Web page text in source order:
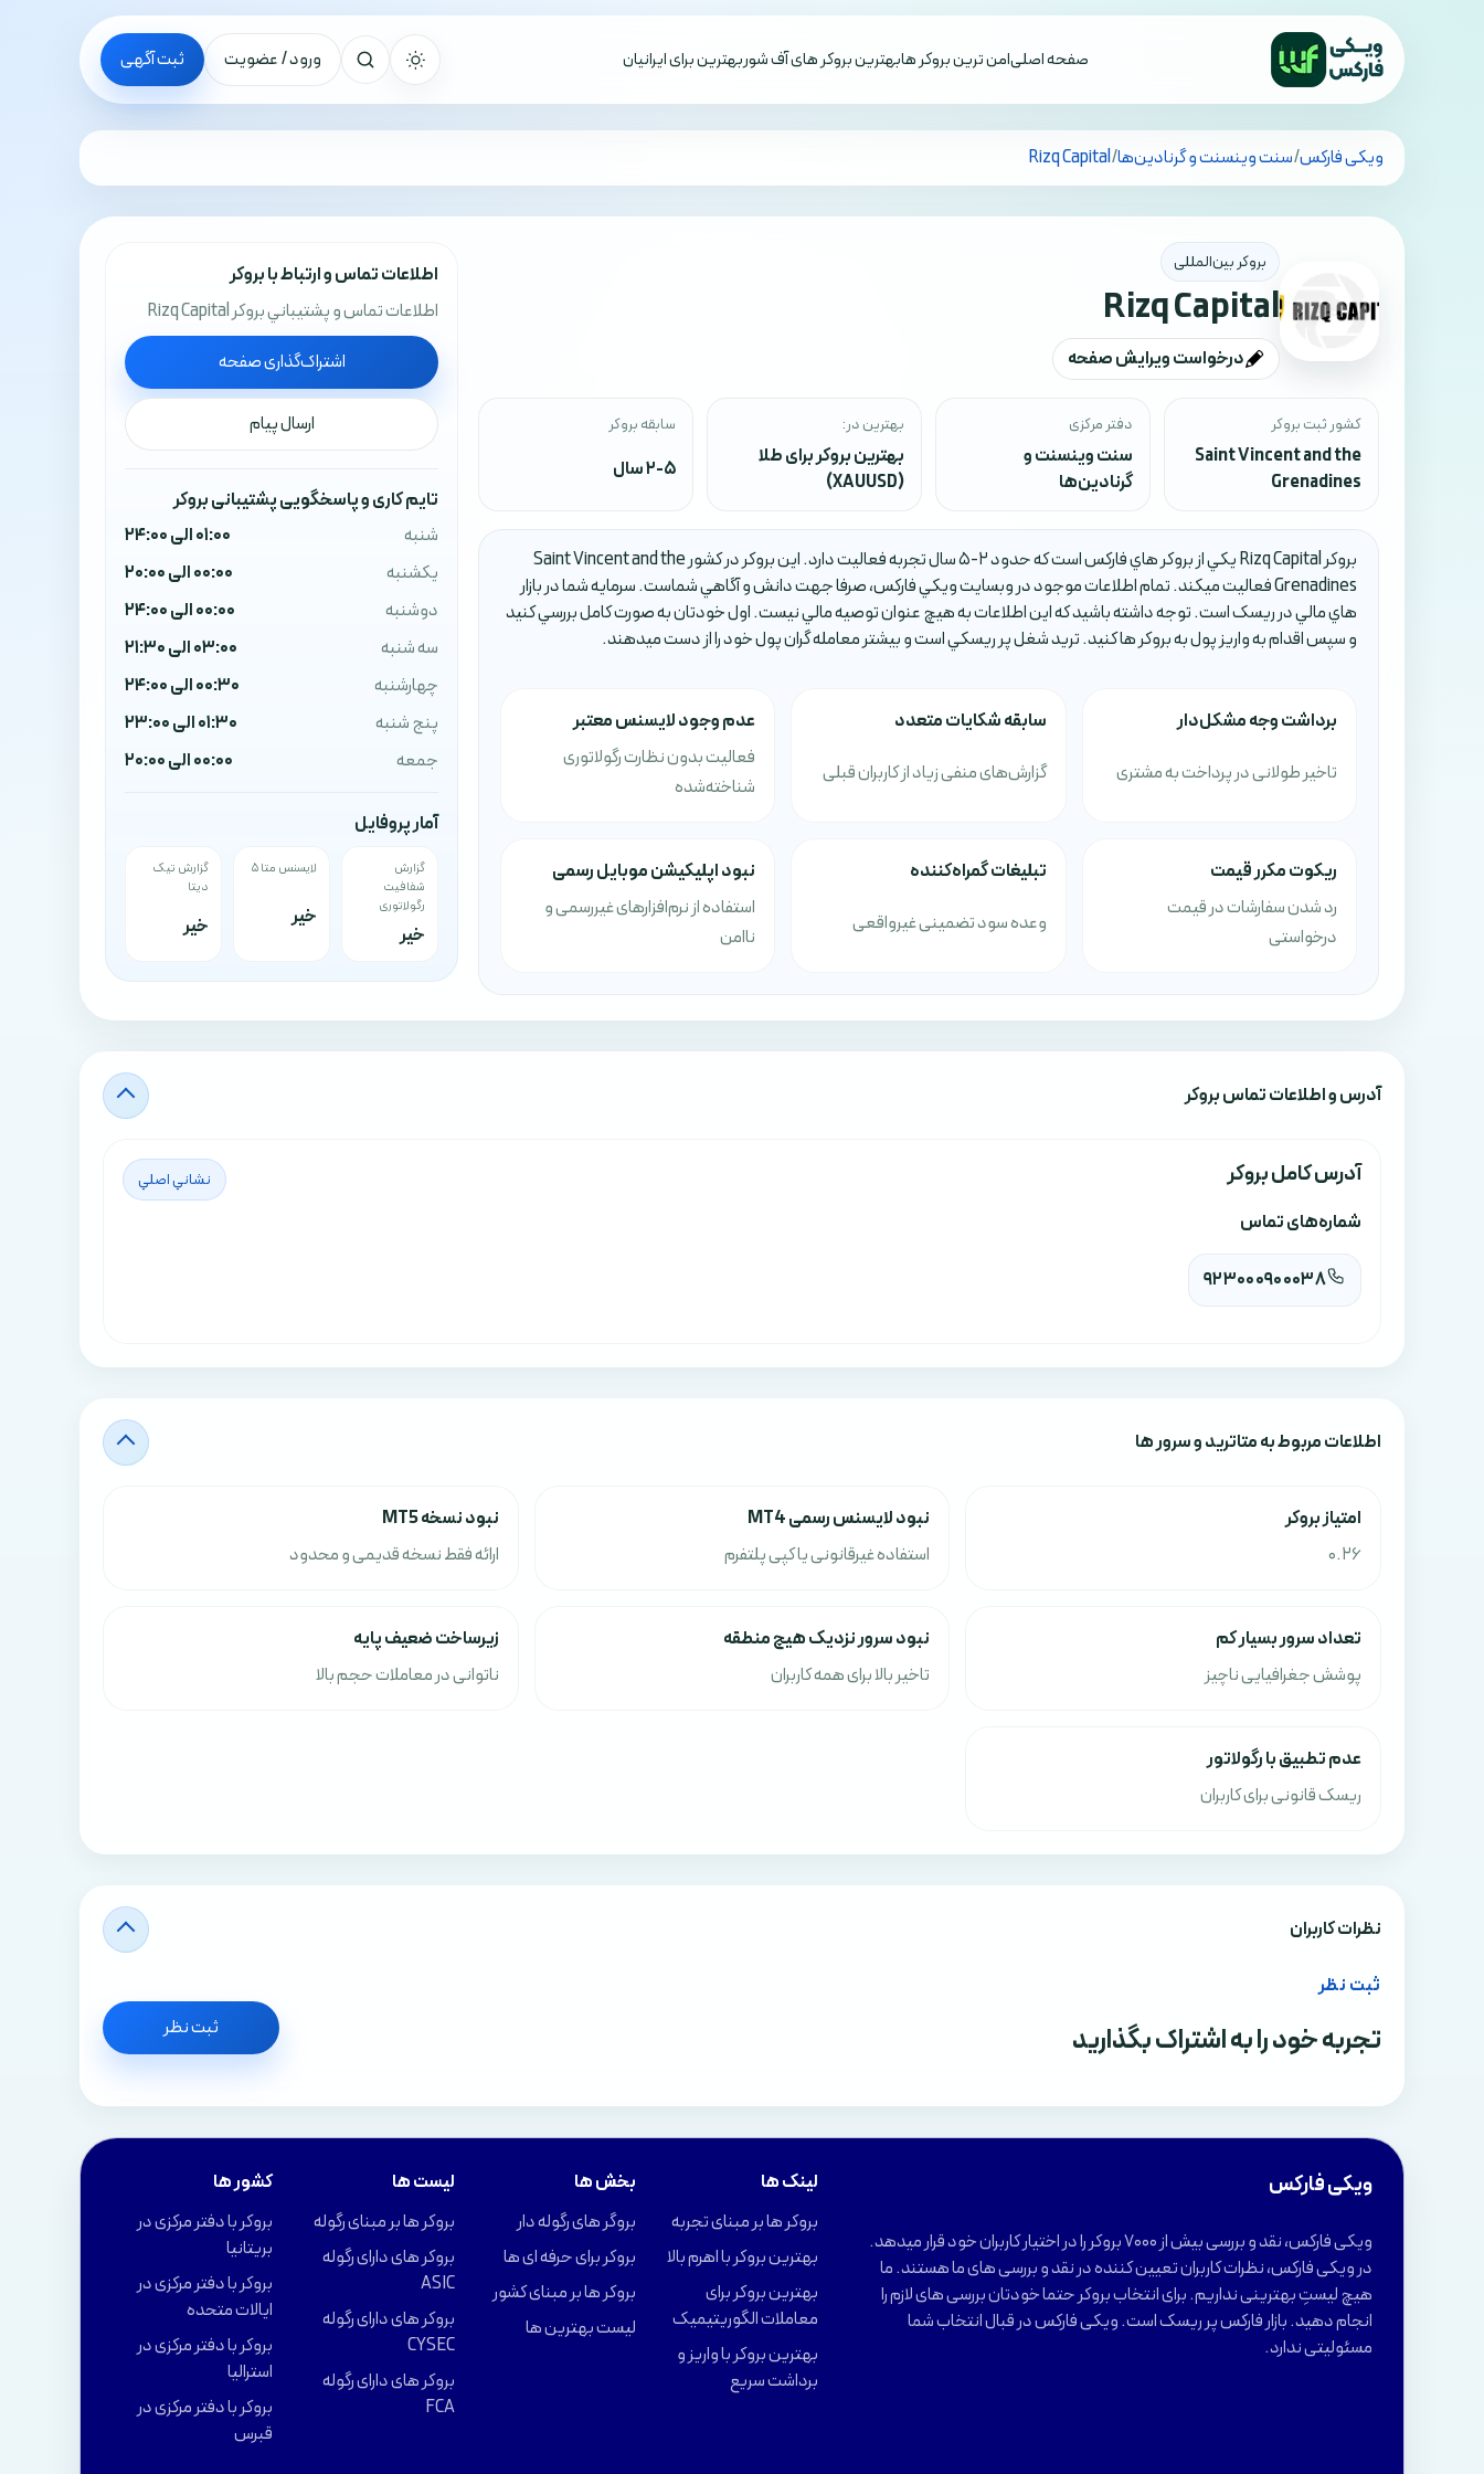
صفحه اصلیامن ترین بروکر هابهترین بروکر های آف شوربهترین برای ایرانیان ورود / عضویت ثبت آگهی
تمام کشورهاویکی فارکس/سنت وینسنت و گرنادین‌ها/
Rizq Capital
بروکر بین‌المللی
Rizq Capital
درخواست ویرایش صفحه
کشور ثبت بروکر
Saint Vincent and the
Grenadines
دفتر مرکزی
سنت وینسنت و
گرنادین‌ها
بهترین در:
بهترین بروکر برای طلا
(XAUUSD)
سابقه بروکر
2-5 سال
بروکر Rizq Capital يکي از بروکر هاي فارکس است که حدود 2-5 سال تجربه فعاليت دارد. اين بروکر در کشور Saint Vincent and the
Grenadines فعاليت ميکند. تمام اطلاعات موجود در وبسايت ويکي فارکس، صرفا جهت دانش و آگاهي شماست. سرمايه شما در بازار
هاي مالي در ريسک است. توجه داشته باشيد که اين اطلاعات به هيچ عنوان توصيه مالي نيست. اول خودتان به صورت کامل بررسي کنيد
و سپس اقدام به واريز پول به بروکر ها کنيد. تريد شغل پر ريسکي است و بيشتر معامله گران پول خود را از دست ميدهند.
برداشت وجه مشکل‌دار
تاخیر طولانی در پرداخت به مشتری
سابقه شکایات متعدد
گزارش‌های منفی زیاد از کاربران قبلی
عدم وجود لایسنس معتبر
فعالیت بدون نظارت رگولاتوری
شناخته‌شده
ریکوت مکرر قیمت
رد شدن سفارشات در قیمت
درخواستی
تبلیغات گمراه‌کننده
وعده سود تضمینی غیرواقعی
نبود اپلیکیشن موبایل رسمی
استفاده از نرم‌افزارهای غیررسمی و
ناامن
اطلاعات تماس و ارتباط با بروکر
اطلاعات تماس و پشتيباني بروکر Rizq Capital
اشتراک‌گذاری صفحه
ارسال پیام
تایم کاری و پاسخگویی پشتیبانی بروکر
شنبه
01:00 الی 24:00
یکشنبه
00:00 الی 20:00
دوشنبه
00:00 الی 24:00
سه شنبه
03:00 الی 21:30
چهارشنبه
00:30 الی 24:00
پنج شنبه
01:30 الی 23:00
جمعه
00:00 الی 20:00
آمار پروفایل
گزارش
شفافیت
رگولاتوری
خیر
لایسنس متا ۵
خیر
گزارش تیک
دیتا
خیر
آدرس‌ و اطلاعات تماس بروکر
آدرس کامل بروکر نشاني اصلي
شماره‌های تماس
923000900038
اطلاعات مربوط به متاترید و سرور ها
امتياز بروکر
0.26
نبود لایسنس رسمی MT4
استفاده غیرقانونی یا کپی پلتفرم
نبود نسخه MT5
ارائه فقط نسخه قدیمی و محدود
تعداد سرور بسیار کم
پوشش جغرافیایی ناچیز
نبود سرور نزدیک هیچ منطقه
تاخیر بالا برای همه کاربران
زیرساخت ضعیف پایه
ناتوانی در معاملات حجم بالا
عدم تطبیق با رگولاتور
ریسک قانونی برای کاربران
نظرات کاربران
ثبت نظر
تجربه خود را به اشتراک بگذارید ثبت نظر
ویکی فارکس
ویکی فارکس، نقد و بررسی بیش از 7000 بروکر را در اختیار کاربران خود قرار میدهد.
در ویکی فارکس، نظرات کاربران تعیین کننده در نقد و بررسی های ما هستند. ما
هیچ لیستِ بهترینی نداریم. برای انتخاب بروکر حتما خودتان بررسی های لازم را
انجام دهید. بازار فارکس پر ریسک است. ویکی فارکس در قبال انتخاب شما
مسئولیتی ندارد.
لینک ها
بروکر ها بر مبنای تجربه
بهترین بروکر با اهرم بالا
بهترین بروکر برای
معاملات الگوریتیمیک
بهترین بروکر با واریز و
برداشت سریع
بخش ها
بروگر های رگوله دار
بروکر برای حرفه ای ها
بروکر ها بر مبنای کشور
لیست بهترین ها
لیست ها
بروکر ها بر مبنای رگوله
بروکر های دارای رگوله
ASIC
بروکر های دارای رگوله
CYSEC
بروکر های دارای رگوله
FCA
کشور ها
بروکر با دفتر مرکزی در
بریتانیا
بروکر با دفتر مرکزی در
ایالات متحده
بروکر با دفتر مرکزی در
استرالیا
بروکر با دفتر مرکزی در
قبرس